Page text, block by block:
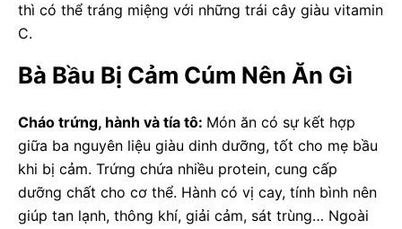
thì có thể tráng miệng với những trái cây giàu vitamin
C.
Bà Bầu Bị Cảm Cúm Nên Ăn Gì
Cháo trứng, hành và tía tô: Món ăn có sự kết hợp
giữa ba nguyên liệu giàu dinh dưỡng, tốt cho mẹ bầu
khi bị cảm. Trứng chứa nhiều protein, cung cấp
dưỡng chất cho cơ thể. Hành có vị cay, tính bình nên
giúp tan lạnh, thông khí, giải cảm, sát trùng… Ngoài